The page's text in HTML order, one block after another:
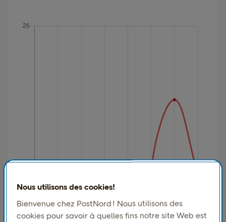
Nous utilisons des cookies!
Bienvenue chez PostNord ! Nous utilisons des
cookies pour savoir à quelles fins notre site Web est